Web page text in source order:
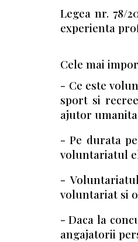
Legea nr. 78/
experienta
Cele mai
- Ce este
sport si
ajutor
- Pe durata
voluntariatul
-
voluntariat si
- Daca la
angajatorii